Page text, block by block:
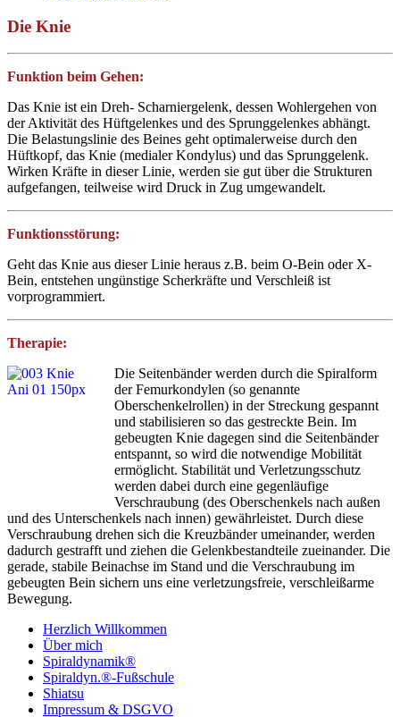
Die Knie
Funktion beim Gehen:
Das Knie ist ein Dreh- Scharniergelenk, dessen Wohlergehen von
der Aktivität des Hüftgelenkes und des Sprunggelenkes abhängt.
Die Belastungslinie des Beines geht optimalerweise durch den
Hüftkopf, das Knie (medialer Kondylus) und das Sprunggelenk.
Wirken Kräfte in dieser Linie, werden sie gut über die Strukturen
aufgefangen, teilweise wird Druck in Zug umgewandelt.
Funktionsstörung:
Geht das Knie aus dieser Linie heraus z.B. beim O-Bein oder X-
Bein, entstehen ungünstige Scherkräfte und Verschleiß ist
vorprogrammiert.
Therapie:
Die Seitenbänder werden durch die Spiralform
der Femurkondylen (so genannte
Oberschenkelrollen) in der Streckung gespannt
und stabilisieren so das gestreckte Bein. Im
gebeugten Knie dagegen sind die Seitenbänder
entspannt, so wird die notwendige Mobilität
ermöglicht. Stabilität und Verletzungsschutz
werden dabei durch eine gegenläufige
Verschraubung (des Oberschenkels nach außen
und des Unterschenkels nach innen) gewährleistet. Durch diese
Verschraubung drehen sich die Kreuzbänder umeinander, werden
dadurch gestrafft und ziehen die Gelenkbestandteile zueinander. Die
gerade, stabile Beinachse im Stand und die Verschraubung im
gebeugten Bein sichern uns eine verletzungsfreie, verschleißarme
Bewegung.
Herzlich Willkommen
Über mich
Spiraldynamik®
Spiraldyn.®-Fußschule
Shiatsu
Impressum & DSGVO